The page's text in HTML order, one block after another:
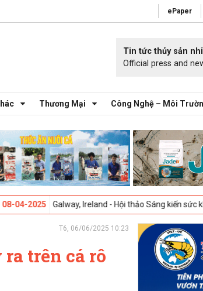
ePaper
Tin tức thủy sản
Official press and
Thương Mại Công Nghệ – Môi
Ireland - Hội thảo Sáng kiến sức khỏe mang cá
T6, 06/06/2025 10:23
ra trên cá rô